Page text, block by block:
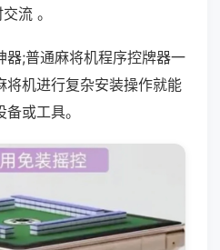
流 。
器;普通麻将机程序控牌器一
将机进行复杂安装操作就能
或工具。